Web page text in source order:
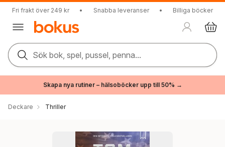
Fri frakt över 249 kr • Snabba leveranser • Billiga böcker
Sök bok, spel, pussel, penna...
Skapa nya rutiner – hälsoböcker upp till 50% →
Deckare Thriller